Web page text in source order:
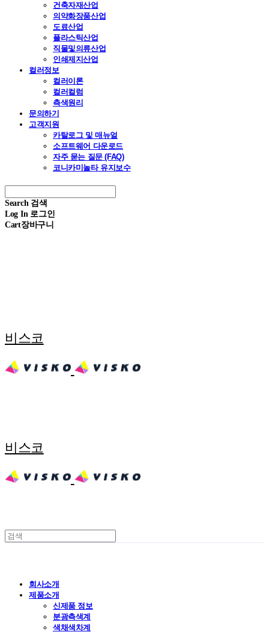
건축자재산업
의약화장품산업
도료산업
플라스틱산업
직물및의류산업
인쇄제지산업
컬러정보
컬러이론
컬러컬럼
측색원리
문의하기
고객지원
카탈로그 및 매뉴얼
소프트웨어 다운로드
자주 묻는 질문 (FAQ)
코니카미놀타 유지보수
Search 검색
Log In 로그인
Cart장바구니
비스코
비스코
회사소개
제품소개
신제품 정보
분광측색계
색채색차계